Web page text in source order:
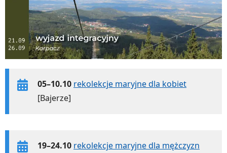
05–10.10 rekolekcje maryjne dla kobiet
[Bajerze]
19–24.10 rekolekcje maryjne dla mężczyzn